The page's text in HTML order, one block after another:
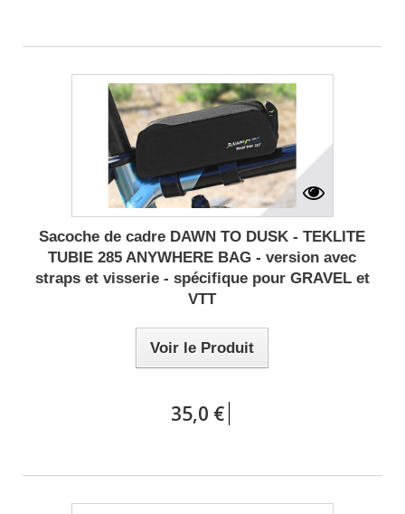
Sacoche de cadre DAWN TO DUSK - TEKLITE
TUBIE 285 ANYWHERE BAG - version avec
straps et visserie - spécifique pour GRAVEL et
VTT
Voir le Produit
35,0 €